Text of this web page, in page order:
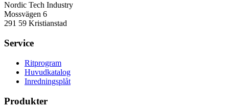
Nordic Tech Industry
Mossvägen 6
291 59 Kristianstad
Service
Ritprogram
Huvudkatalog
Inredningsplåt
Produkter